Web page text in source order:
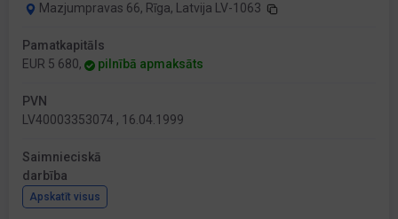
Mazjumpravas 66, Rīga, Latvija LV-1063
Pamatkapitāls
EUR 5 680,
pilnībā apmaksāts
PVN
LV40003353074 , 16.04.1999
Saimnieciskā
darbība
Apskatīt visus